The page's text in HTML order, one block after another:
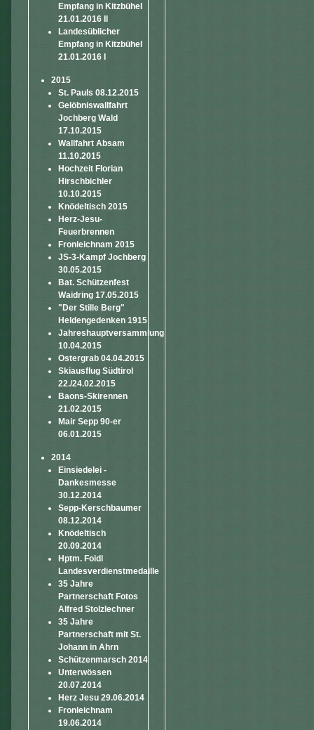
Empfang in Kitzbühel
21.01.2016 II
Landesüblicher
Empfang in Kitzbühel
21.01.2016 I
2015
St. Pauls 08.12.2015
Gelöbniswallfahrt
Jochberg Wald
17.10.2015
Wallfahrt Absam
11.10.2015
Hochzeit Florian
Hirschbichler
10.10.2015
Knödeltisch 2015
Herz-Jesu-
Feuerbrennen
Fronleichnam 2015
JS-3-Kampf Jochberg
30.05.2015
Bat. Schützenfest
Waidring 17.05.2015
"Der Stille Berg"
Heldengedenken 1915
Jahreshauptversammlung
10.04.2015
Ostergrab 04.04.2015
Skiausflug Südtirol
22./24.02.2015
Baons-Skirennen
21.02.2015
Mair Sepp 90-er
06.01.2015
2014
Einsiedelei -
Dankesmesse
30.12.2014
Sepp-Kerschbaumer
08.12.2014
Knödeltisch
20.09.2014
Hptm. Foidl
Landesverdienstmedaille
35 Jahre
Partnerschaft Fotos
Alfred Stolzlechner
35 Jahre
Partnerschaft mit St.
Johann in Ahrn
Schützenmarsch 2014
Unterwössen
20.07.2014
Herz Jesu 29.06.2014
Fronleichnam
19.06.2014